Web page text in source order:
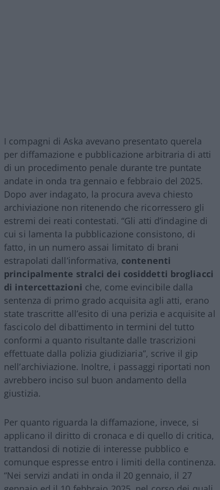
I compagni di Aska avevano presentato querela
per diffamazione e pubblicazione arbitraria di atti
di un procedimento penale durante tre puntate
andate in onda tra gennaio e febbraio del 2025.
Dopo aver indagato, la procura aveva chiesto
archiviazione non ritenendo che ricorressero gli
estremi dei reati contestati. “Gli atti d’indagine di
cui si lamenta la pubblicazione consistono, di
fatto, in un numero assai limitato di brani
estrapolati dall’informativa, contenenti
principalmente stralci dei cosiddetti brogliacci
di intercettazioni che, come evincibile dalla
sentenza di primo grado acquisita agli atti, erano
state trascritte all’esito di una perizia e acquisite al
fascicolo del dibattimento in termini del tutto
conformi a quanto risultante dalle trascrizioni
effettuate dalla polizia giudiziaria”, scrive il gip
nell’archiviazione. Inoltre, i passaggi riportati non
avrebbero inciso sul buon andamento della
giustizia.
Per quanto riguarda la diffamazione, invece, si
applicano il diritto di cronaca e di quello di critica,
trattandosi di notizie di interesse pubblico e
comunque espresse entro i limiti della continenza.
“Nei servizi andati in onda il 20 gennaio, il 27